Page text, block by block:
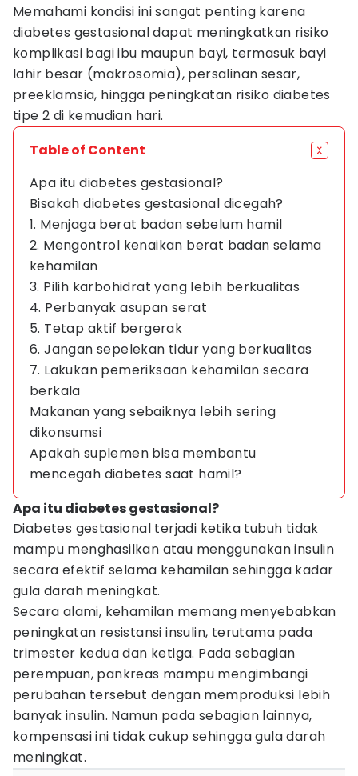
Memahami kondisi ini sangat penting karena
diabetes gestasional dapat meningkatkan risiko
komplikasi bagi ibu maupun bayi, termasuk bayi
lahir besar (makrosomia), persalinan sesar,
preeklamsia, hingga peningkatan risiko diabetes
tipe 2 di kemudian hari.
Table of Content
Apa itu diabetes gestasional?
Bisakah diabetes gestasional dicegah?
1. Menjaga berat badan sebelum hamil
2. Mengontrol kenaikan berat badan selama
kehamilan
3. Pilih karbohidrat yang lebih berkualitas
4. Perbanyak asupan serat
5. Tetap aktif bergerak
6. Jangan sepelekan tidur yang berkualitas
7. Lakukan pemeriksaan kehamilan secara
berkala
Makanan yang sebaiknya lebih sering
dikonsumsi
Apakah suplemen bisa membantu
mencegah diabetes saat hamil?
Apa itu diabetes gestasional?
Diabetes gestasional terjadi ketika tubuh tidak
mampu menghasilkan atau menggunakan insulin
secara efektif selama kehamilan sehingga kadar
gula darah meningkat.
Secara alami, kehamilan memang menyebabkan
peningkatan resistansi insulin, terutama pada
trimester kedua dan ketiga. Pada sebagian
perempuan, pankreas mampu mengimbangi
perubahan tersebut dengan memproduksi lebih
banyak insulin. Namun pada sebagian lainnya,
kompensasi ini tidak cukup sehingga gula darah
meningkat.